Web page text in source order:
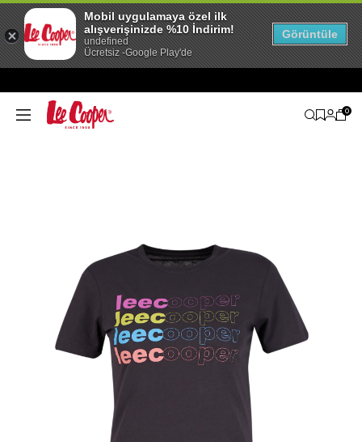
0
Mobil uygulamaya özel ilk
alışverişinizde %10 İndirim!
undefined
Ücretsiz -Google Play'de
Görüntüle